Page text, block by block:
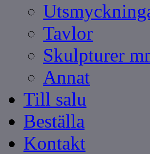
Tavlor
Skulpturer
Annat
Till salu
Beställa
Kontakt